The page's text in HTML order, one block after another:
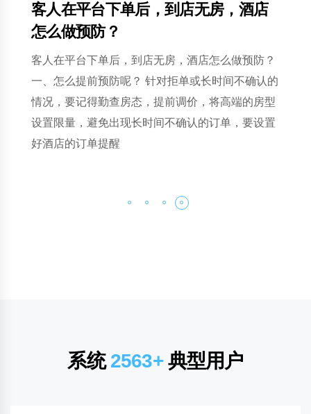
别再为PMS花冤枉钱！千来云10套特
价名额，专为中小微酒店减负
开中小酒店的老板们，最近是不是总在为这些事头
疼？ 前台小姑娘刚上手半个月，换个PMS系统又
要重新学半个月，退房录单慢得客人在前台排队；
OTA平台订单一多，房态不同步差点超售，半夜起
来手动改日历核对订
系统2563+典型用户